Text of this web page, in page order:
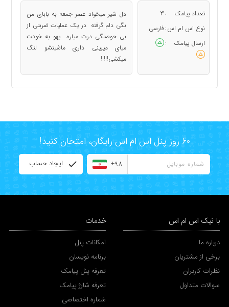
تعداد پیامک :
3
نوع اس ام اس : فارسی
ارسال پیامک
:
دل شیر میخواد عصر جمعه به بابای من
بگی دلم گرفته در یک عملیات ضربتی از
بی حوصلگی درت میاره یهو به خودت
میای میبینی داری ماشینشو لنگ
میکشی!!!!!
60 روز پنل اس ام اس رایگان، امتحان کنید!
+98 ایجاد حساب
با نیک اس ام اس
درباره ما
برخی از مشتریان
نظرات کاربران
سوالات متداول
خدمات
امکانات پنل
برنامه نویسان
تعرفه پنل پیامک
تعرفه شارژ پیامک
شماره اختصاصی